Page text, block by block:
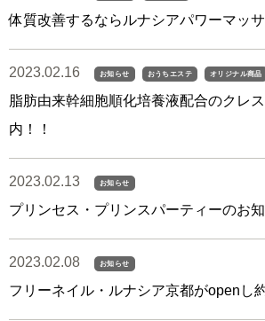
体質改善するならルナシアパワーマッ
2023.02.16 お知らせ おうちエステ オリジナル商品
脂肪由来幹細胞順化培養液配合のクレ
内！！
2023.02.13 お知らせ
プリンセス・プリンスパーティーのお知
2023.02.08 お知らせ
フリーネイル・ルナシア京都がopenし